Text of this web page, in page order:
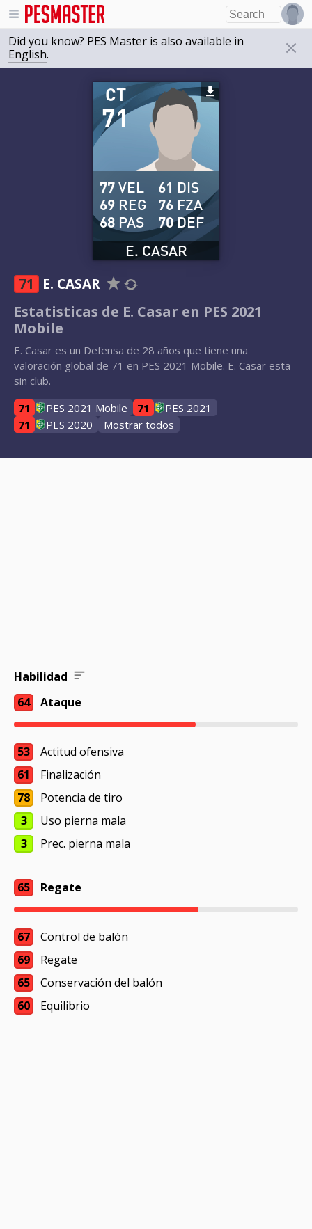
Did you know? PES Master is also available in
English.
71
CT
E. CASAR
77VEL
69 REG
68 PAS
61 DIS
76 FZA
70DEF
71 E. CASAR
Estatisticas de E. Casar en PES 2021
Mobile
E. Casar es un Defensa de 28 años que tiene una
valoración global de 71 en PES 2021 Mobile. E. Casar esta
sin club.
71
PES 2021 Mobile 71
PES 2021
71
PES 2020 Mostrar todos
Habilidad
64
Ataque
53
Actitud ofensiva
61
Finalización
78
Potencia de tiro
3
Uso pierna mala
3
Prec. pierna mala
65 Regate
67
Control de balón
69
Regate
65
Conservación del balón
60
Equilibrio